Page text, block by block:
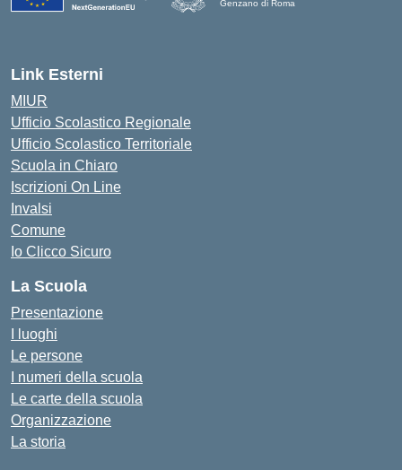
Genzano di Roma
Link Esterni
MIUR
Ufficio Scolastico Regionale
Ufficio Scolastico Territoriale
Scuola in Chiaro
Iscrizioni On Line
Invalsi
Comune
Io Clicco Sicuro
La Scuola
Presentazione
I luoghi
Le persone
I numeri della scuola
Le carte della scuola
Organizzazione
La storia